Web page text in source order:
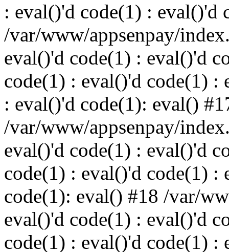
: eval()'d code(1) : eval()'d
/var/www/appsenpay/
eval()'d code(1) : eval()'d
code(1) : eval()'d code(1) :
: eval()'d code(1): eval()
/var/www/appsenpay/
eval()'d code(1) : eval()'d
code(1) : eval()'d code(1) :
code(1): eval() #18 /var/
eval()'d code(1) : eval()'d
code(1) : eval()'d code(1) :